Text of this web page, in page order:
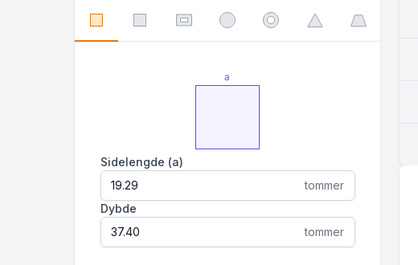
Sidelengde (a)
tommer
Dybde
tommer